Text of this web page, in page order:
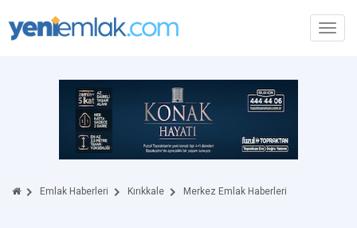
Emlak Haberleri Kırıkkale Merkez Emlak Haberleri